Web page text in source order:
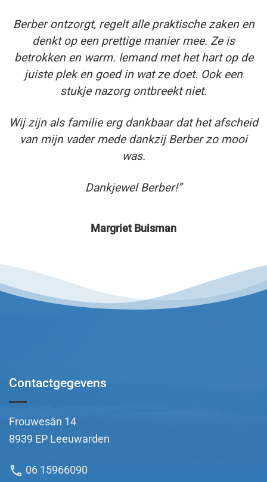
Berber ontzorgt, regelt alle praktische zaken en
denkt op een prettige manier mee. Ze is
betrokken en warm. Iemand met het hart op de
juiste plek en goed in wat ze doet. Ook een
stukje nazorg ontbreekt niet.
Wij zijn als familie erg dankbaar dat het afscheid
van mijn vader mede dankzij Berber zo mooi
was.
Dankjewel Berber!”
Margriet Buisman
Contactgegevens
Frouwesân 14
8939 EP Leeuwarden
phone 06 15966090